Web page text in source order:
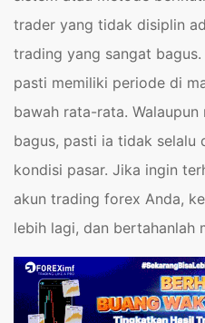
trader yang tidak disiplin
trading yang sangat
pasti memiliki periode di
bawah rata-rata.
bagus, pasti ia tidak selalu
kondisi pasar. Jika ingin
akun trading forex Anda,
lebih lagi, dan bertahanlah